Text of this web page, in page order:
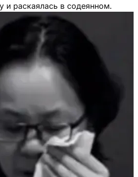
и раскаялась в содеянном.